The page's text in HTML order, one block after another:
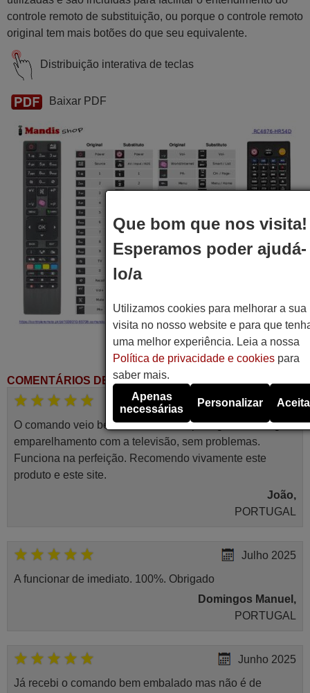
controle remoto de substituição, ou porque o controle remoto
original tem mais botões do que seu equivalente.
Distribuição interativa de teclas
Baixar PDF
COMENTÁRIOS DE CLIENTES
Abril 2025
O comando veio bem embrulhado e protegido. Fez logo a
emparelhamento com a televisão, sem problemas.
Funciona na perfeição. Recomendo vivamente este
produto e este site.
João,
PORTUGAL
Julho 2025
A funcionar de imediato. 100%. Obrigado
Domingos Manuel,
PORTUGAL
Junho 2025
Já recebi o comando bem embalado mas não é de
Que bom que nos visita!
Esperamos poder ajudá-
lo/a
Utilizamos cookies para melhorar a sua
visita no nosso website e para que
uma melhor experiência. Leia a nossa
Política de privacidade e cookiespara
saber mais.
Apenas
necessárias
Personalizar